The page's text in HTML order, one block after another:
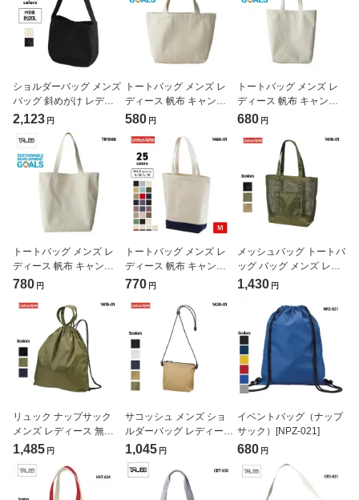
ショルダーバッグ メンズ
バッグ 斜めがけ レディ
ース 無地 キャンバス ニ
ュースペーパーバッグ (
United Athle / ユナイテッ
ドアスレ ) 1522-01
2,123 円
トートバッグ メンズ レ
ディース 帆布 キャンバ
スバッグ ビックトート
バッグ エコバッグ (
TRUSS / トラス ) TR-
1046
580 円
トートバッグ メンズ レ
ディース 帆布 キャンバ
スバッグ 無地 A4サイズ
ル sdgs ( TRUSS / トラ
ス ) TR-1047
680 円
トートバッグ メンズ レ
ディース 帆布 キャンバ
スバッグ ビックトート
カジュアル sdgs (
TRUSS / トラス ) TR-
1048
780 円
トートバッグ メンズ レ
ディース 帆布 キャンバ
スバッグ ビックトート
ッグ ( United Athle / ユナ
イテッドアスレ ) 1460-
01
770 円
メッシュバッグ トートバ
ッグ バッグ メンズ レデ
ィース 無地 エコバッグ
グ ( United Athle / ユナイ
テッドアスレ ) 1418-01
1,430 円
リュック ナップサック
メンズ レディース 無地
ナイロンバッグ イベント
Athle / ユナイテッドアス
レ ) 1419-01
1,485 円
サコッシュ メンズ ショ
ルダーバッグ レディース
無地 カジュアル イベン
ト フェス ナイロンバッ
グ ( United Athle / ユナイ
テッドアスレ ) 1420-01
1,045 円
イベントバッグ（ナップ
サック）[NPZ-021]
680 円